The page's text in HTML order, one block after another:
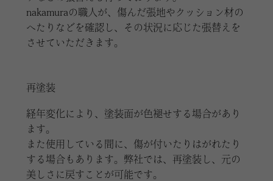
nakamuraの職人が、傷んだ張地やクッション材の
へたりなどを確認し、その状況に応じた張替えを
させていただきます。
再塗装
経年変化により、塗装面が色褪せする場合があり
ます。
また使用している間に、傷が付いたりはがれたり
する場合もあります。弊社では、再塗装し、元の
美しさに戻すことが可能です。